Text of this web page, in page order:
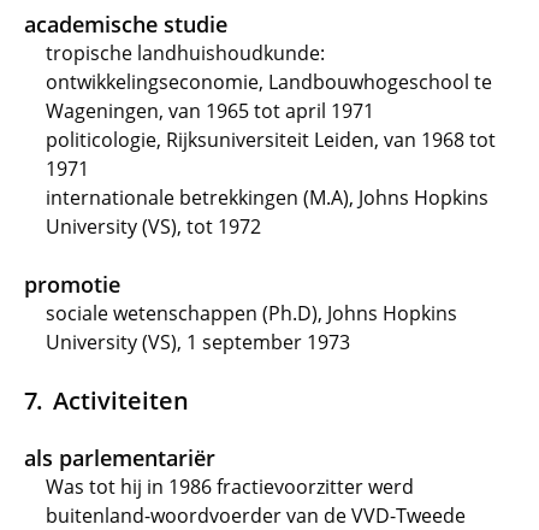
academische studie
tropische landhuishoudkunde:
ontwikkelingseconomie, Landbouwhogeschool te
Wageningen, van 1965 tot april 1971
politicologie, Rijksuniversiteit Leiden, van 1968 tot
1971
internationale betrekkingen (M.A), Johns Hopkins
University (VS), tot 1972
promotie
sociale wetenschappen (Ph.D), Johns Hopkins
University (VS), 1 september 1973
Activiteiten
als parlementariër
Was tot hij in 1986 fractievoorzitter werd
buitenland-woordvoerder van de VVD-Tweede